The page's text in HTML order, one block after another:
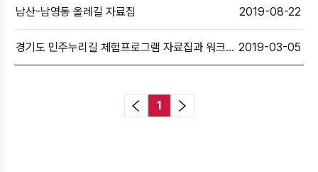
남산-남영동 올레길 자료집 2019-08-22
경기도 민주누리길 체험프로그램 자료집과 워크북 다운로드 2019-03-05
1